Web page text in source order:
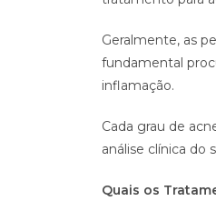
Geralmente, as
fundamental
inflamação.
Cada grau de
análise clínica do
Quais os